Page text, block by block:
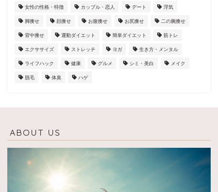
女性の性格・特徴 カップル・恋人 デート 浮気
脚痩せ 顔痩せ お腹痩せ お尻痩せ 二の腕痩せ
背中痩せ 運動ダイエット 簡単ダイエット 筋トレ
エクササイズ ストレッチ ヨガ 生き方・メンタル
ライフハック 健康 グルメ シミ・美白 メイク
脱毛 体臭 ハゲ
ABOUT US